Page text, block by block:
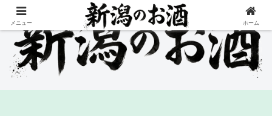
メニュー ホーム